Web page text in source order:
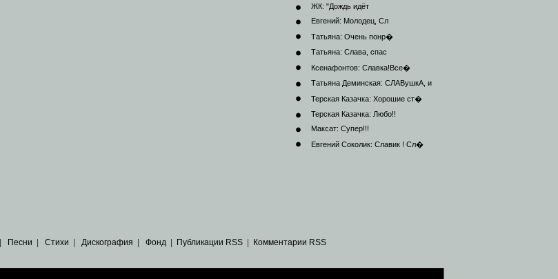
ЖК: "Дождь идёт
Евгений: Молодец, Сл
Татьяна: Очень понр�
Татьяна: Слава, спас
Ксенафонтов: Славка!Все�
Татьяна Деминская: СЛАВушкА, и
Терская Казачка: Хорошие ст�
Терская Казачка: Любо!!
Максат: Супер!!!
Евгений Соколик: Славик ! Сл�
Песни Стихи Дискография Фонд Публикации RSS Комментарии RSS